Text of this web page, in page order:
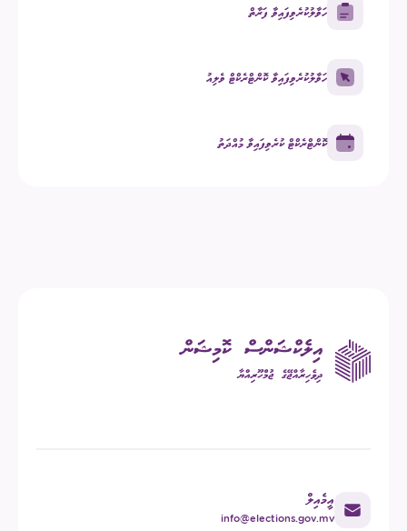
ހަވާލުކުރެވިފައިވާ ފަރާތް
ހަވާލުކުރެވިފައިވާ ކޮންޓްރެކްޓް ވެލިއު
ކޮންޓްރެކްޓް ކުރެވިފައިވާ މުއްދަތު
އީމެއިލް
info@elections.gov.mv